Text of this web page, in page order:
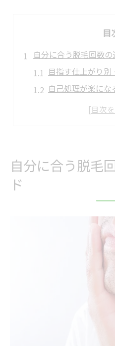
目
自分に合う脱毛回数
目指す仕上がり
自己処理が楽に
毛質や部位ごとの
ひげ・VIO脱毛の
衛生面と見た目の
やらない方がい
清潔感重視なら脱毛は
清潔感アップに
毎日のケアが楽に
肌荒れ防止に効果
自分に合う脱毛
ド